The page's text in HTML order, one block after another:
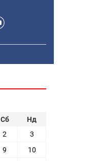
Сб
Нд
2
3
9
10